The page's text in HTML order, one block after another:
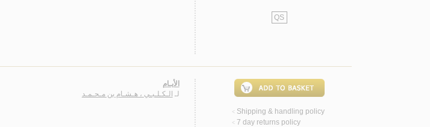
QS
الأيـام
لـ الـكـلـبـي ، هـشـام بن مـحـمـد
< Shipping & handling policy
< 7 day returns policy